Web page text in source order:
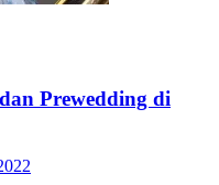
Prewedding di